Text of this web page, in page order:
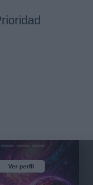
Ver perfil
Ver perfil